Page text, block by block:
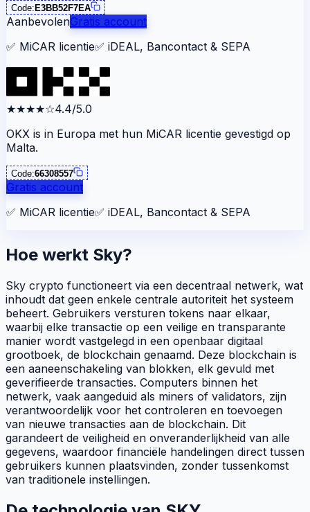
Code: E3BB52F7EA
AanbevolenGratis account
✅ MiCAR licentie✅ iDEAL, Bancontact & SEPA
★★★★☆4.4/5.0
OKX is in Europa met hun MiCAR licentie gevestigd op
Malta.
Code:66308557
Gratis account
✅ MiCAR licentie✅ iDEAL, Bancontact & SEPA
Hoe werkt Sky?
Sky crypto functioneert via een decentraal netwerk, wat
inhoudt dat geen enkele centrale autoriteit het systeem
beheert. Gebruikers versturen tokens naar elkaar,
waarbij elke transactie op een veilige en transparante
manier wordt vastgelegd in een openbaar digitaal
grootboek, de blockchain genaamd. Deze blockchain is
een aaneenschakeling van blokken, elk gevuld met
geverifieerde transacties. Computers binnen het
netwerk, vaak aangeduid als miners of validators, zijn
verantwoordelijk voor het controleren en toevoegen
van nieuwe transacties aan de blockchain. Dit
garandeert de veiligheid en onveranderlijkheid van alle
gegevens, waardoor financiële handelingen direct tussen
gebruikers kunnen plaatsvinden, zonder tussenkomst
van traditionele instellingen.